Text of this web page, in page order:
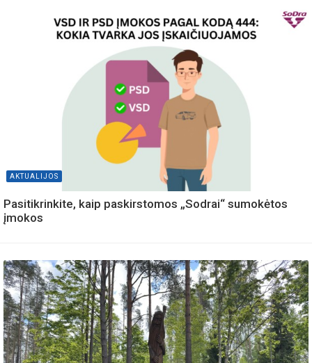
AKTUALIJOS
Pasitikrinkite, kaip paskirstomos „Sodrai“ sumokėtos
įmokos